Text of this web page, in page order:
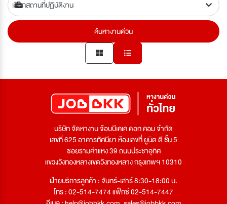
ค้นหางานด่วน
บริษัท จัดหางาน จ๊อบบีเคเค ดอท คอม จำกัด
เลขที่ 625 อาคารทัศนียา ห้องเลขที่ ยูนิต ดี ชั้น 5
ซอยรามคำแหง 39 ถนนประชาอุทิศ
แขวงวังทองหลางเขตวังทองหลาง กรุงเทพฯ 10310
ฝ่ายบริการลูกค้า : จันทร์-เสาร์ 8:30-18:00 น.
โทร : 02-514-7474 แฟ็กซ์ 02-514-7447